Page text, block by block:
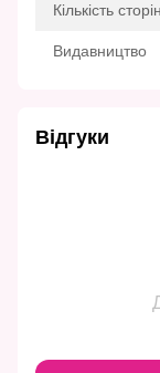
Кількість
Видавництво
Відгуки